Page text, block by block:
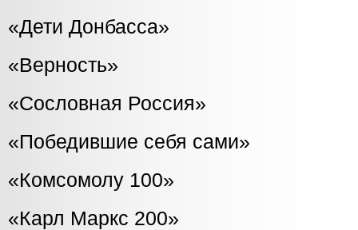
«Дети Донбасса»
«Верность»
«Сословная Россия»
«Победившие себя сами»
«Комсомолу 100»
«Карл Маркс 200»